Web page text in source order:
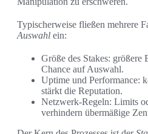
Typischerweise fließen mehrere
Auswahl ein:
Größe des Stakes: größere
Chance auf Auswahl.
Uptime und Performance:
stärkt die Reputation.
Netzwerk-Regeln: Limits
verhindern übermäßige